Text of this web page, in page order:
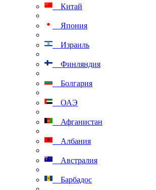
Китай
Япония
Израиль
Финляндия
Болгария
ОАЭ
Афганистан
Албания
Австралия
Барбадос